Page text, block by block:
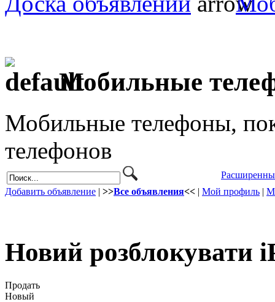
Мобильные
Мобильные телефоны,
телефонов
Добавить объявление | >>Все объявления<< | Мой профиль |
Новий розблокувати
Продать
Новый